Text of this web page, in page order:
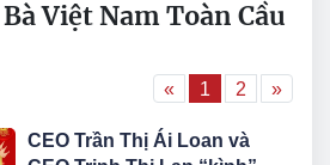
Việt Nam Toàn Cầu
« 1 2 »
CEO Trần Thị Ái Loan và